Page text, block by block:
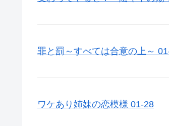
罪と罰～すべては合意の上～
ワケあり姉妹の恋模様 01-28